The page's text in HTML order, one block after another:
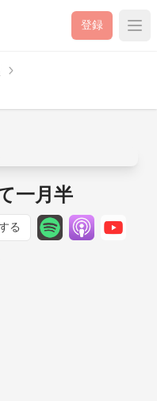
登録
一月半
る